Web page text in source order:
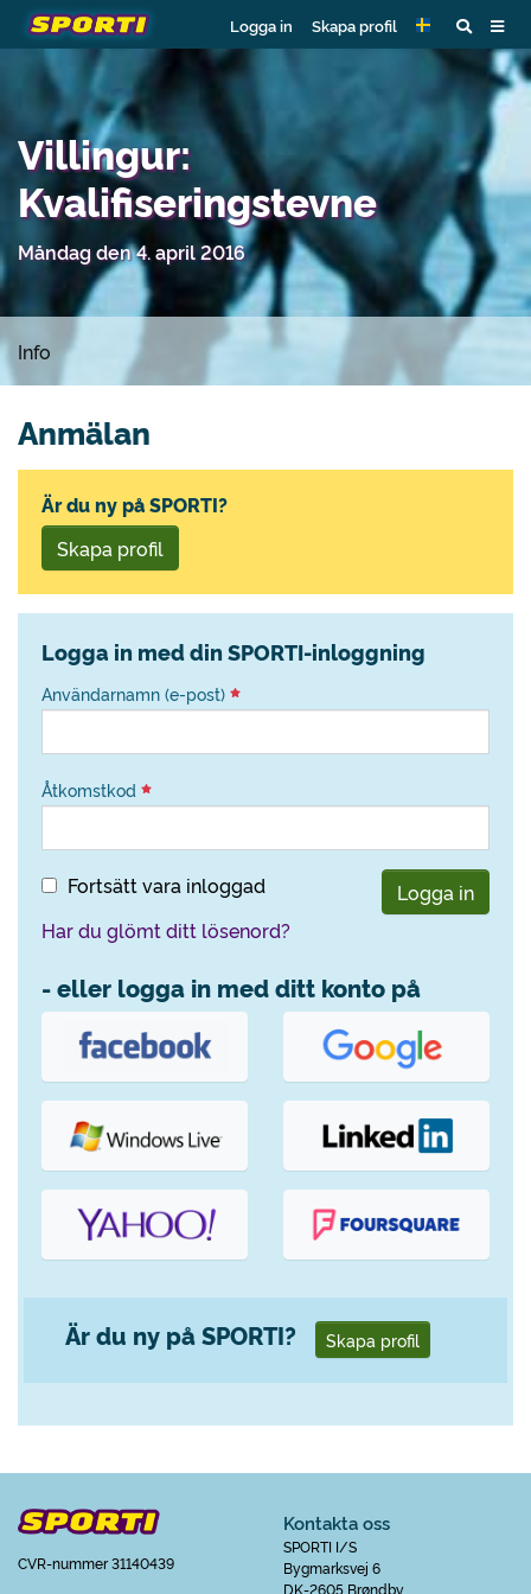
Logga in Skapa profil
Villingur:
Kvalifiseringstevne
Måndag den 4. april 2016
Info
Anmälan
Är du ny på SPORTI?
Skapa profil
Logga in med din SPORTI-inloggning
Användarnamn (e-post)
Åtkomstkod
Fortsätt vara inloggad
Logga in
Har du glömt ditt lösenord?
- eller logga in med ditt konto på
Är du ny på SPORTI? Skapa profil
CVR-nummer 31140439
Kontakta oss
SPORTI I/S
Bygmarksvej 6
DK-2605 Brøndby